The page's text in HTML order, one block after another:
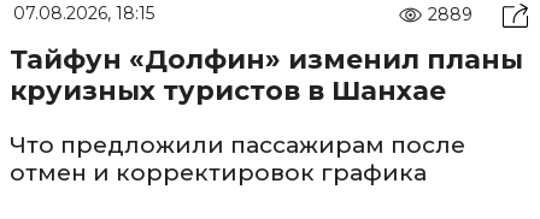
07.08.2026, 18:15 2889
Тайфун «Долфин» изменил планы
круизных туристов в Шанхае
Что предложили пассажирам после
отмен и корректировок графика